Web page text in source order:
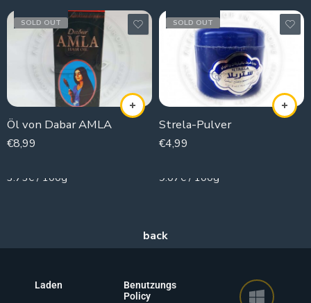
SOLD OUT
Öl von Dabar AMLA
€8,99
3.75€ / 100g
SOLD OUT
Strela-Pulver
€4,99
9.07€ / 100g
Laden
Benutzungs
Policy